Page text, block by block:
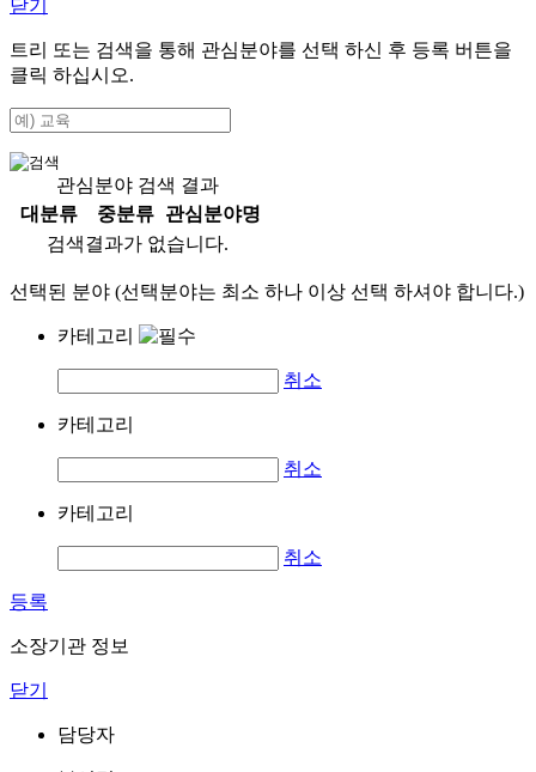
닫기
트리 또는 검색을 통해 관심분야를 선택 하신 후 등록 버튼을
클릭 하십시오.
관심분야 검색 결과
대분류
중분류
관심분야명
검색결과가 없습니다.
선택된 분야 (선택분야는 최소 하나 이상 선택 하셔야 합니다.)
카테고리
취소
카테고리
취소
카테고리
취소
등록
소장기관 정보
닫기
담당자